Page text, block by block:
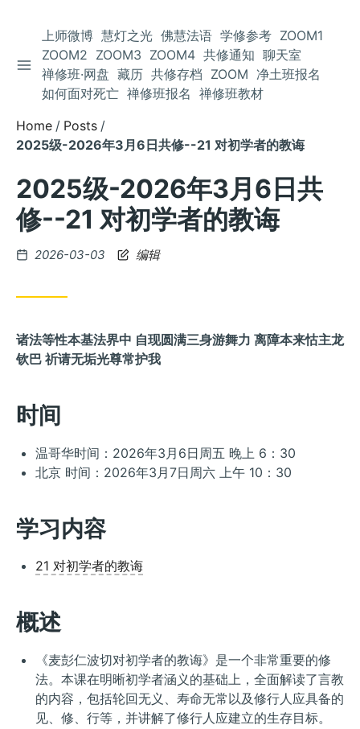
Skip
TOGGLE SIDEBAR
上师微博 慧灯之光 佛慧法语 学修参考 ZOOM1
ZOOM2 ZOOM3 ZOOM4 共修通知 聊天室
禅修班·网盘 藏历 共修存档 ZOOM 净土班报名
如何面对死亡 禅修班报名 禅修班教材
Home
Posts
2025级-2026年3月6日共修--21 对初学者的教诲
2025级-2026年3月6日共
修--21 对初学者的教诲
Posted
2026-03-03 编辑
诸法等性本基法界中 自现圆满三身游舞力 离障本来怙主龙
钦巴 祈请无垢光尊常护我
时间
温哥华时间：2026年3月6日周五 晚上 6：30
北京 时间：2026年3月7日周六 上午 10：30
学习内容
21 对初学者的教诲
概述
《麦彭仁波切对初学者的教诲》是一个非常重要的修
法。本课在明晰初学者涵义的基础上，全面解读了言教
的内容，包括轮回无义、寿命无常以及修行人应具备的
见、修、行等，并讲解了修行人应建立的生存目标。